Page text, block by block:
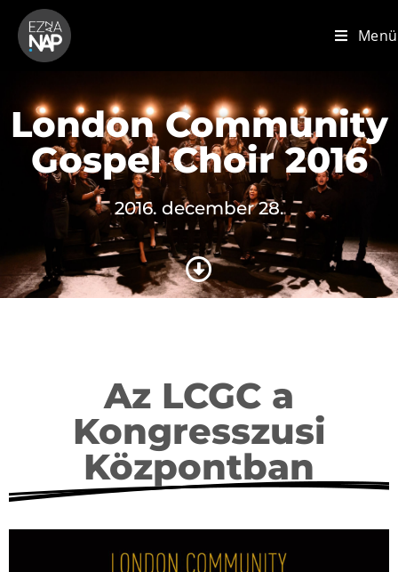
Menü
London Community
Gospel Choir 2016
2016. december 28.
Az LCGC a
Kongresszusi
Központban